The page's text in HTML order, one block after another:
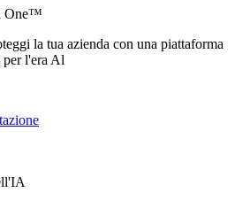
One™
la tua azienda con una piattaforma
per l'era Al